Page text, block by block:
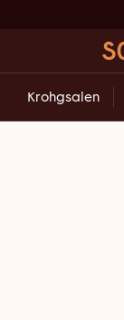
Krohgsalen